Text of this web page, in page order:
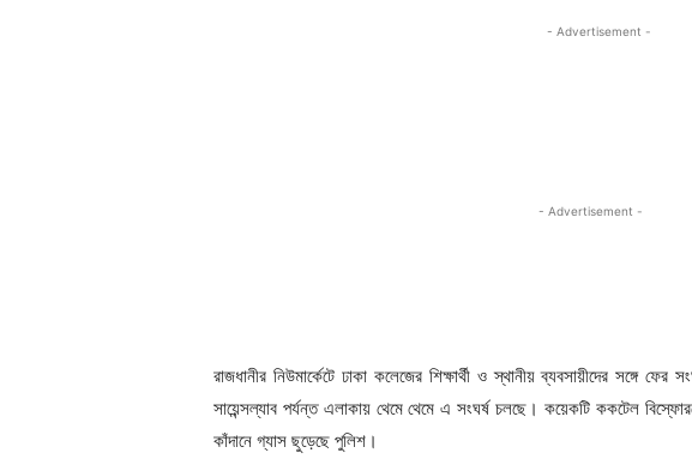
- Advertisement -
- Advertisement -
রাজধানীর নিউমার্কেটে ঢাকা কলেজের শিক্ষার্থী ও স্থানীয় ব্যবসায়ীদের সঙ্গে
সায়েন্সল্যাব পর্যন্ত এলাকায় থেমে থেমে এ সংঘর্ষ চলছে। কয়েকটি ককটেল
কাঁদানে গ্যাস ছুড়েছে পুলিশ।